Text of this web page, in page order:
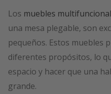
Los muebles
una mesa plegable, son
pequeños. Estos muebles
diferentes propósitos, lo
espacio y hacer que una
grande.